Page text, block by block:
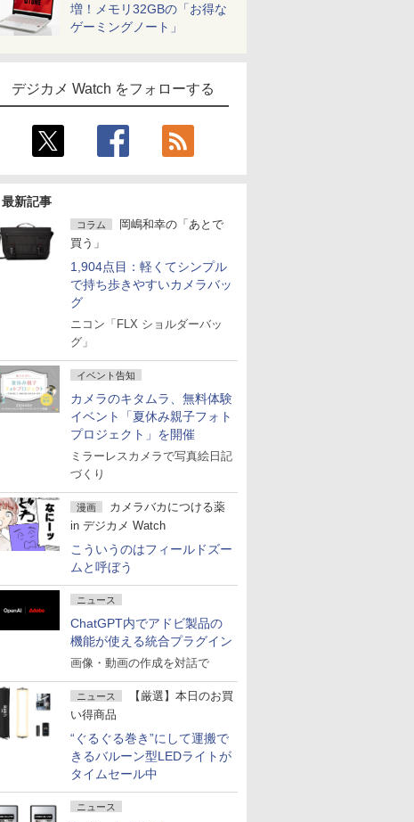
増！メモリ32GBの「お得な
ゲーミングノート」
デジカメ Watch をフォローする
最新記事
コラム
岡嶋和幸の「あとで
買う」
1,904点目：軽くてシンプル
で持ち歩きやすいカメラバッ
グ
ニコン「FLX ショルダーバッ
グ」
イベント告知
カメラのキタムラ、無料体験
イベント「夏休み親子フォト
プロジェクト」を開催
ミラーレスカメラで写真絵日記
づくり
漫画
カメラバカにつける薬
in デジカメ Watch
こういうのはフィールドズー
ムと呼ぼう
ニュース
ChatGPT内でアドビ製品の
機能が使える統合プラグイン
画像・動画の作成を対話で
ニュース
【厳選】本日のお買
い得商品
“ぐるぐる巻き”にして運搬で
きるバルーン型LEDライトが
タイムセール中
ニュース